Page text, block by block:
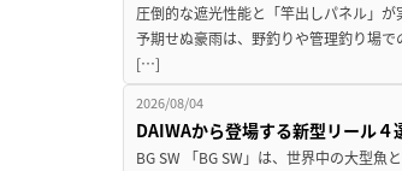
圧倒的な遮光性能と「竿出しパネル」
予期せぬ豪雨は、野釣りや管理釣り場で
[…]
2026/08/04
DAIWAから登場する新型リール
BG SW 「BG SW」は、世界中の大型